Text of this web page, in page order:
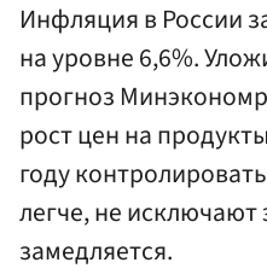
Инфляция в России
на уровне 6,6%.
прогноз
рост цен на
году
легче, не
замедляется.